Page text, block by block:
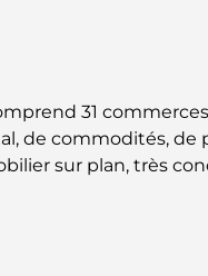
31
de commodités, de
sur plan, très